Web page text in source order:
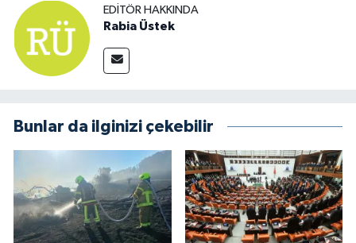
EDITÖR HAKKINDA
Rabia Üstek
Bunlar da ilginizi çekebilir